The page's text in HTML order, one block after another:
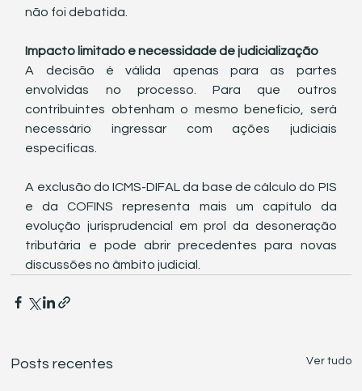
não foi debatida.
Impacto limitado e necessidade de judicialização
A decisão é válida apenas para as partes
envolvidas no processo. Para que outros
contribuintes obtenham o mesmo benefício, será
necessário ingressar com ações judiciais
específicas.
A exclusão do ICMS-DIFAL da base de cálculo do PIS
e da COFINS representa mais um capítulo da
evolução jurisprudencial em prol da desoneração
tributária e pode abrir precedentes para novas
discussões no âmbito judicial.
Posts recentes Ver tudo